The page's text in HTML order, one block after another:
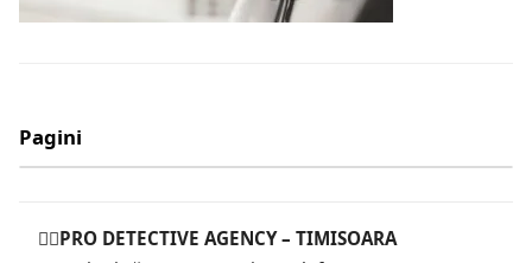
Pagini
🕵️‍♂️PRO DETECTIVE AGENCY – TIMISOARA